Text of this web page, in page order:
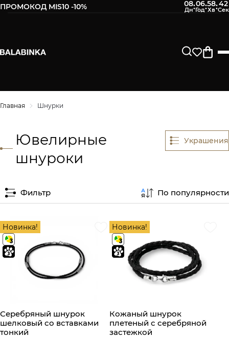
ПРОМОКОД MIS10 -10% 08:06:58:41
Главная Шнурки
Ювелирные
шнуроки
Украшения
Фильтр По популярности
Новинка!
Серебряный шнурок
шелковый со вставками
тонкий
Новинка!
Кожаный шнурок
плетеный с серебряной
застежкой